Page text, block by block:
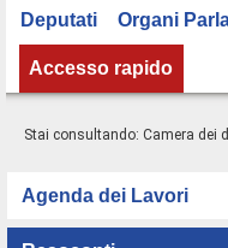
Deputati Organi
Accesso rapido
Stai consultando: Camera dei
Agenda dei Lavori